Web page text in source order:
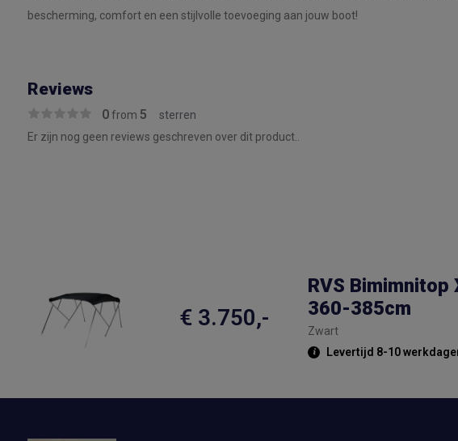
bescherming, comfort en een stijlvolle toevoeging aan jouw boot!
Reviews
0from 5 sterren
Er zijn nog geen reviews geschreven over dit product..
€ 3.750,-
RVS
360-385cm
Zwart
Levertijd 8-10